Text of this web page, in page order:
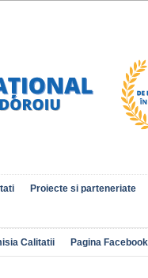
Proiecte si parteneriate
Calitatii Pagina Facebook